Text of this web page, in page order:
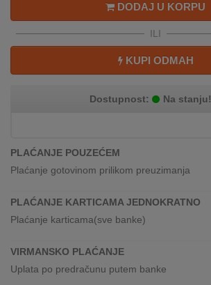
IZ
OZNAKE
UČINKOVITOSTI
DODAJ U KORPU
ILI
KUPI ODMAH
Dostupnost: Na stanju!
PLAĆANJE POUZEĆEM
Plaćanje gotovinom prilikom preuzimanja
PLAĆANJE KARTICAMA JEDNOKRATNO
Plaćanje karticama(sve banke)
VIRMANSKO PLAĆANJE
Uplata po predračunu putem banke